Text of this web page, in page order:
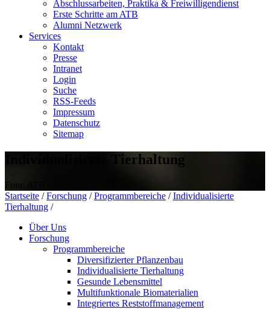
Abschlussarbeiten, Praktika & Freiwilligendienst
Erste Schritte am ATB
Alumni Netzwerk
Services
Kontakt
Presse
Intranet
Login
Suche
RSS-Feeds
Impressum
Datenschutz
Sitemap
Individualisierte Tierhaltung
Foto: ATB
Startseite / Forschung / Programmbereiche / Individualisierte
Tierhaltung /
Über Uns
Forschung
Programmbereiche
Diversifizierter Pflanzenbau
Individualisierte Tierhaltung
Gesunde Lebensmittel
Multifunktionale Biomaterialien
Integriertes Reststoffmanagement